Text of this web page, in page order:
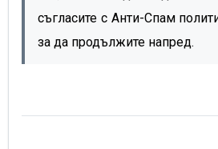
съгласите с Анти-Спам
за да продължите напред.